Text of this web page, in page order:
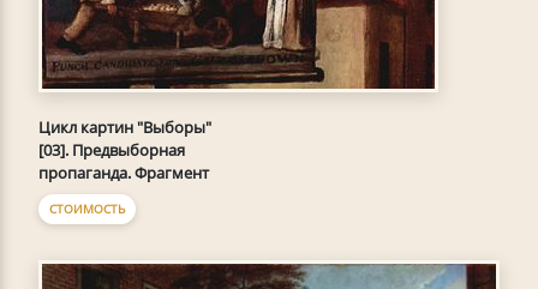
Цикл картин "Выборы"
[03]. Предвыборная
пропаганда. Фрагмент
СТОИМОСТЬ